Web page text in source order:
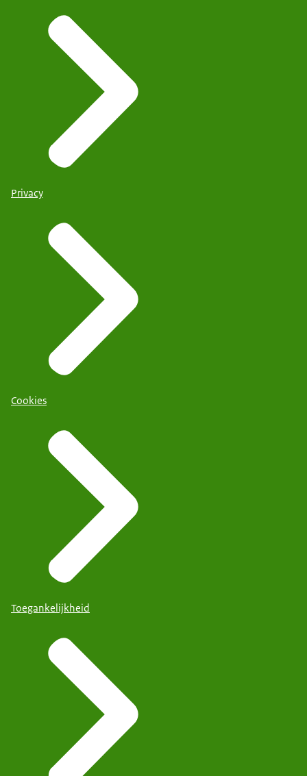
Privacy
Cookies
Toegankelijkheid